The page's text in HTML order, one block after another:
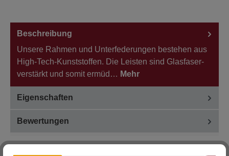
Beschreibung
Unsere Rahmen und Unterfederungen bestehen aus
High-Tech-Kunststoffen. Die Leisten sind Glasfaser-
verstärkt und somit ermüd… Mehr
Eigenschaften
Bewertungen